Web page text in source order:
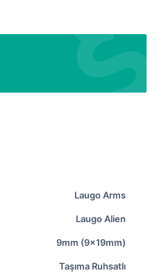
Laugo Arms
Laugo Alien
9mm (9x19mm)
Taşıma Ruhsatlı